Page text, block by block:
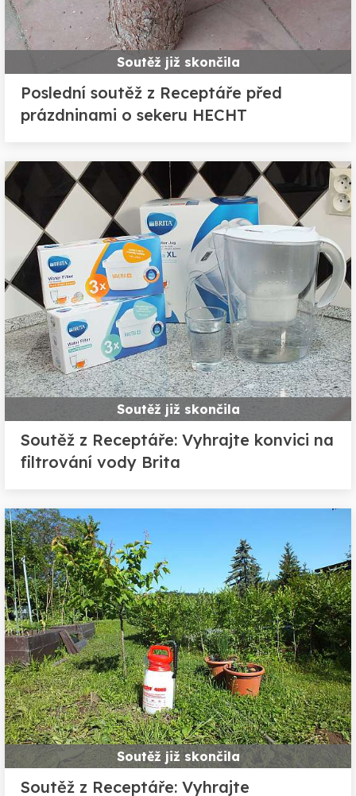
Soutěž již skončila
Poslední soutěž z Receptáře před
prázdninami o sekeru HECHT
Soutěž již skončila
Soutěž z Receptáře: Vyhrajte konvici na
filtrování vody Brita
Soutěž již skončila
Soutěž z Receptáře: Vyhrajte